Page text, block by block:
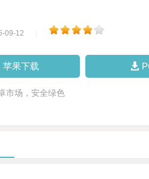
09-12
苹果下载
市场，安全绿色